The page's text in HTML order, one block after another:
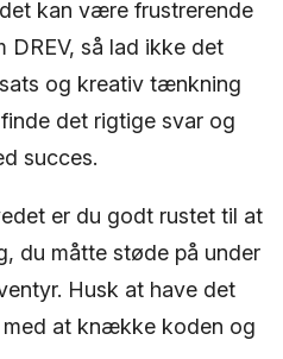
kan være frustrerende
DREV, så lad ikke det
og kreativ tænkning
det rigtige svar og
succes.
er du godt rustet til at
du måtte støde på under
Husk at have det
at knække koden og